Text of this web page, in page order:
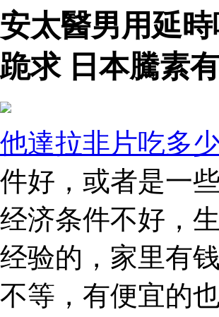
安太醫男用延
跪求 日本騰素
他達拉非片吃多
件好，或者是一
经济条件不好，
经验的，家里有
不等，有便宜的